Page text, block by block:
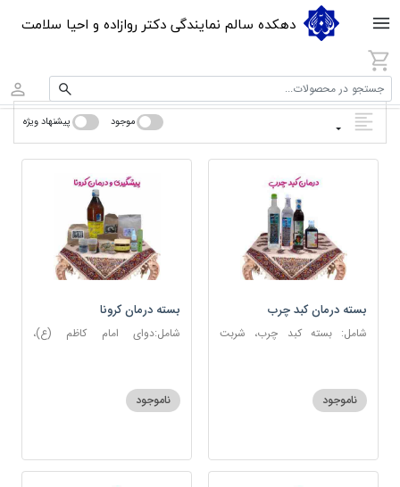
دهکده سالم نمایندگی دکتر روازاده و احیا سلامت
جستجو در محصولات...
موجود پیشنهاد ویژه
بسته درمان کبد چرب
شامل: بسته کبد چرب، شربت
ناموجود
بسته درمان کرونا
شامل:دوای امام کاظم (ع)،
شربت حیات، کندر
ناموجود